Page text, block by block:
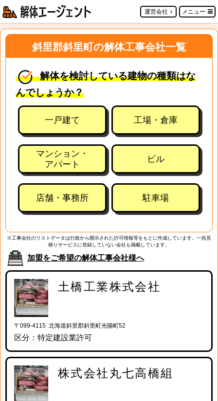
運営会社 メニュー
斜里郡斜里町の解体工事会社一覧
解体を検討している建物の種類はな
んでしょうか？
一戸建て 工場・倉庫
マンション・
アパート
ビル
店舗・事務所 駐車場
※工事会社のリストデータは行政から開示された許可情報等をもとに作成しています。一括見
積りサービスに登録していない会社も掲載しています。
加盟をご希望の解体工事会社様へ
土橋工業株式会社
〒099-4115 北海道斜里郡斜里町光陽町52
区分：特定建設業許可
株式会社丸七高橋組